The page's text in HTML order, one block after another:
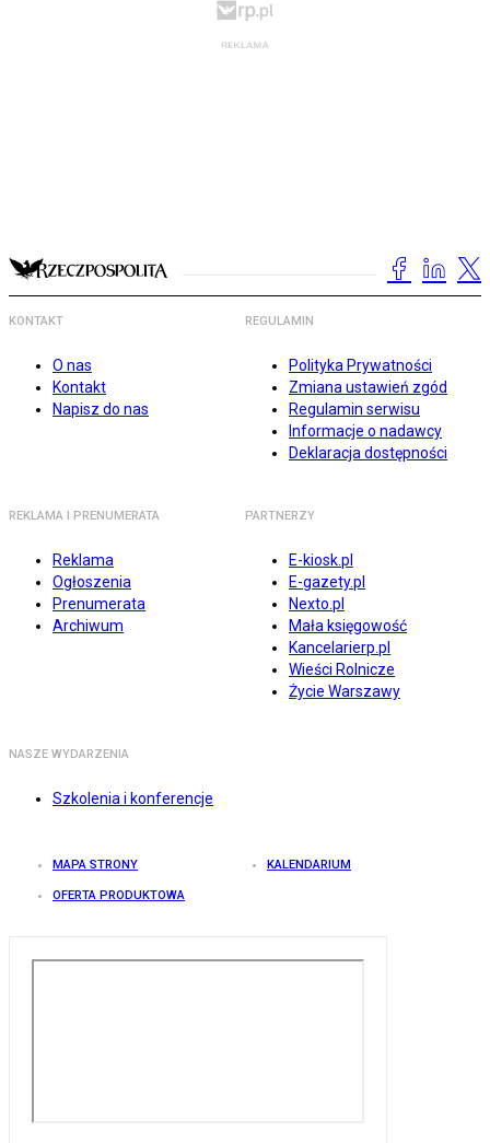
KONTAKT
O nas
Kontakt
Napisz do nas
REGULAMIN
Polityka Prywatności
Zmiana ustawień zgód
Regulamin serwisu
Informacje o nadawcy
Deklaracja dostępności
REKLAMA I PRENUMERATA
Reklama
Ogłoszenia
Prenumerata
Archiwum
PARTNERZY
E-kiosk.pl
E-gazety.pl
Nexto.pl
Mała księgowość
Kancelarierp.pl
Wieści Rolnicze
Życie Warszawy
NASZE WYDARZENIA
Szkolenia i konferencje
MAPA STRONY KALENDARIUM
OFERTA PRODUKTOWA